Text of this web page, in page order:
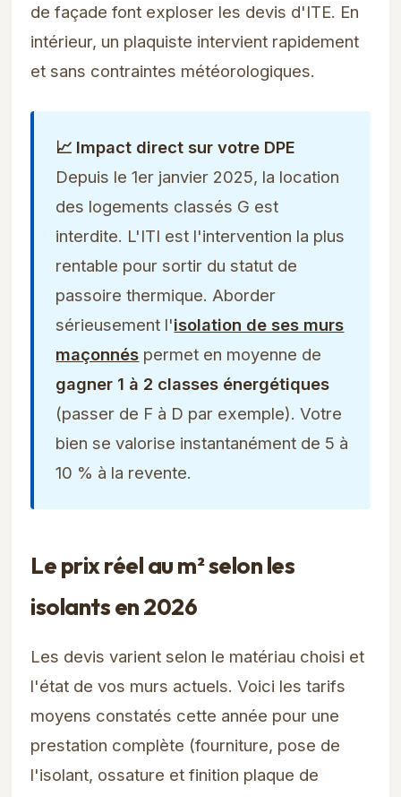
de façade font exploser les devis d'ITE. En
intérieur, un plaquiste intervient rapidement
et sans contraintes météorologiques.
📈 Impact direct sur votre DPE
Depuis le 1er janvier 2025, la location
des logements classés G est
interdite. L'ITI est l'intervention la plus
rentable pour sortir du statut de
passoire thermique. Aborder
sérieusement l'isolation de ses murs
maçonnés permet en moyenne de
gagner 1 à 2 classes énergétiques
(passer de F à D par exemple). Votre
bien se valorise instantanément de 5 à
10 % à la revente.
Le prix réel au m² selon les
isolants en 2026
Les devis varient selon le matériau choisi et
l'état de vos murs actuels. Voici les tarifs
moyens constatés cette année pour une
prestation complète (fourniture, pose de
l'isolant, ossature et finition plaque de